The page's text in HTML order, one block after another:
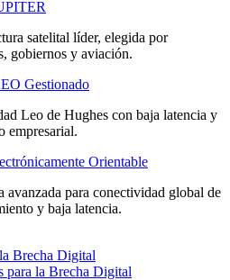
satelital líder, elegida por
gobiernos y aviación.
Gestionado
Leo de Hughes con baja latencia y
empresarial.
Orientable
avanzada para conectividad global de
y baja latencia.
Brecha Digital
para la Brecha Digital